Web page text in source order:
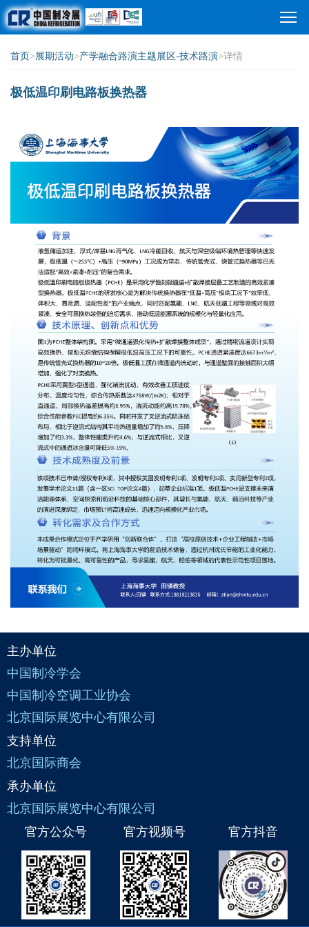
首页>展期活动>产学融合路演主题展区-技术路演>详情
极低温印刷电路板换热器
主办单位
中国制冷学会
中国制冷空调工业协会
北京国际展览中心有限公司
支持单位
北京国际商会
承办单位
北京国际展览中心有限公司
官方公众号
官方视频号 官方抖音